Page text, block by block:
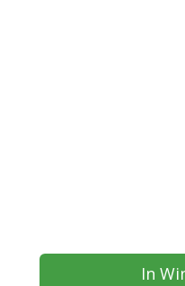
In